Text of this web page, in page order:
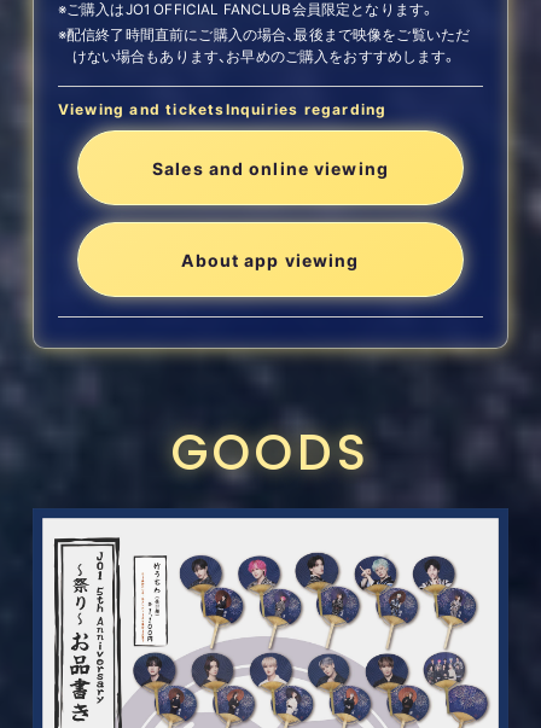
※ご購入はJO1 OFFICIAL FANCLUB会員限定となります。
※配信終了時間直前にご購入の場合、最後まで映像をご覧いただ
けない場合もあります、お早めのご購入をおすすめします。
Viewing and ticketsInquiries regarding
Sales and online viewing
About app viewing
GOODS